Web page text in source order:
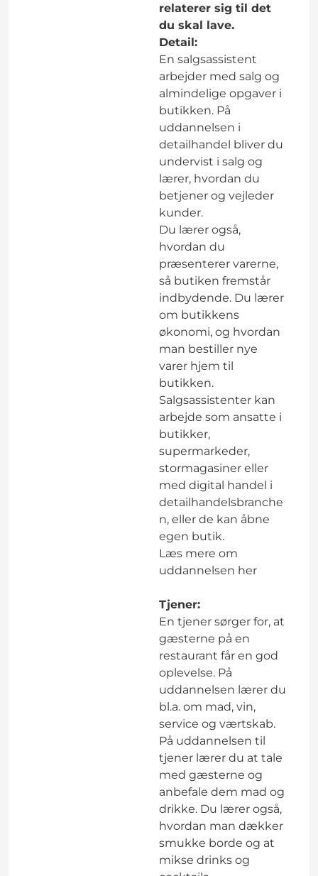
relaterer sig til det
du skal lave.
Detail:
En salgsassistent
arbejder med salg og
almindelige opgaver i
butikken. På
uddannelsen i
detailhandel bliver du
undervist i salg og
lærer, hvordan du
betjener og vejleder
kunder.
Du lærer også,
hvordan du
præsenterer varerne,
så butiken fremstår
indbydende. Du lærer
om butikkens
økonomi, og hvordan
man bestiller nye
varer hjem til
butikken.
Salgsassistenter kan
arbejde som ansatte i
butikker,
supermarkeder,
stormagasiner eller
med digital handel i
detailhandelsbranche
n, eller de kan åbne
egen butik.
Læs mere om
uddannelsen her
Tjener:
En tjener sørger for, at
gæsterne på en
restaurant får en god
oplevelse. På
uddannelsen lærer du
bl.a. om mad, vin,
service og værtskab.
På uddannelsen til
tjener lærer du at tale
med gæsterne og
anbefale dem mad og
drikke. Du lærer også,
hvordan man dækker
smukke borde og at
mikse drinks og